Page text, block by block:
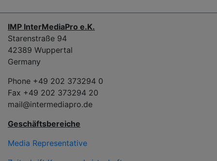
IMP InterMediaPro e.K.
Starenstraße 94
42389 Wuppertal
Germany
Phone +49 202 373294 0
Fax +49 202 373294 20
mail@intermediapro.de
Geschäftsbereiche
Media Representative